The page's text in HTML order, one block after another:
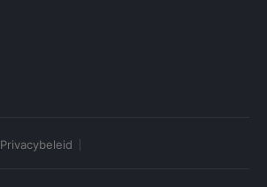
Privacybeleid